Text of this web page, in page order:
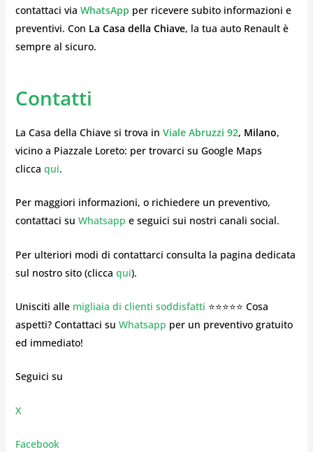
contattaci via WhatsApp per ricevere subito informazioni e
preventivi. Con La Casa della Chiave, la tua auto Renault è
sempre al sicuro.
Contatti
La Casa della Chiave si trova in Viale Abruzzi 92, Milano,
vicino a Piazzale Loreto: per trovarci su Google Maps
clicca qui.
Per maggiori informazioni, o richiedere un preventivo,
contattaci su Whatsapp e seguici sui nostri canali social.
Per ulteriori modi di contattarci consulta la pagina dedicata
sul nostro sito (clicca qui).
Unisciti alle migliaia di clienti soddisfatti ⭐⭐⭐⭐⭐ Cosa
aspetti? Contattaci su Whatsapp per un preventivo gratuito
ed immediato!
Seguici su
X
Facebook